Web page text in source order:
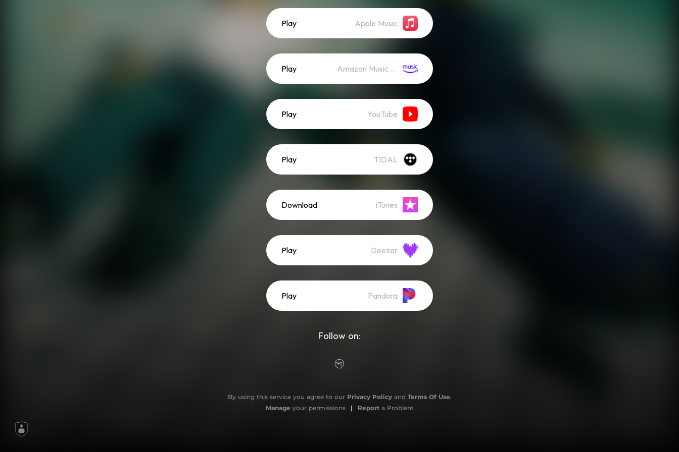
Play Apple Music
Play Amazon Music (Streaming)
Play YouTube
Play TIDAL
Download iTunes
Play Deezer
Play Pandora
Follow on:
By using this service you agree to our Privacy Policy and Terms Of Use.
Manage your permissions | Reporta Problem